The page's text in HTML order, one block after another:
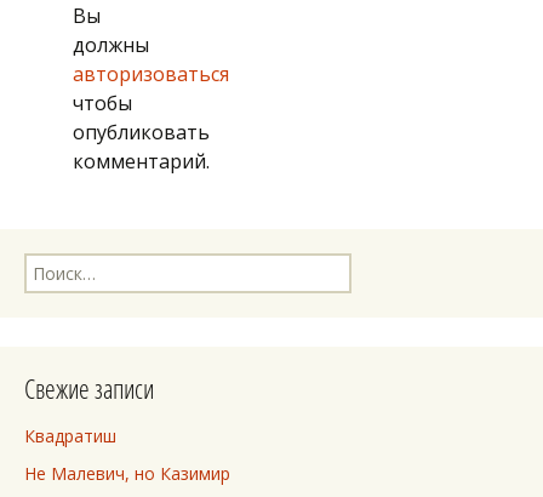
записям
Вы
должны
авторизоваться
чтобы
опубликовать
комментарий.
Найти:
Свежие записи
Квадратиш
Не Малевич, но Казимир